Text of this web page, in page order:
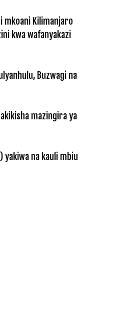
mkoani Kilimanjaro
kwa wafanyakazi
Buzwagi na
mazingira ya
yakiwa na kauli mbiu